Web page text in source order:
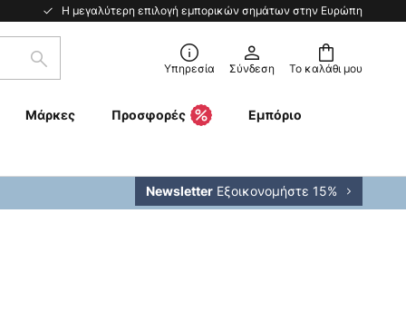
Η μεγαλύτερη επιλογή εμπορικών σημάτων στην Ευρώπη
Το καλάθι μου
Αναζήτηση Υπηρεσία Σύνδεση
Μάρκες Προσφορές Εμπόριο
Newsletter Εξοικονομήστε 15%